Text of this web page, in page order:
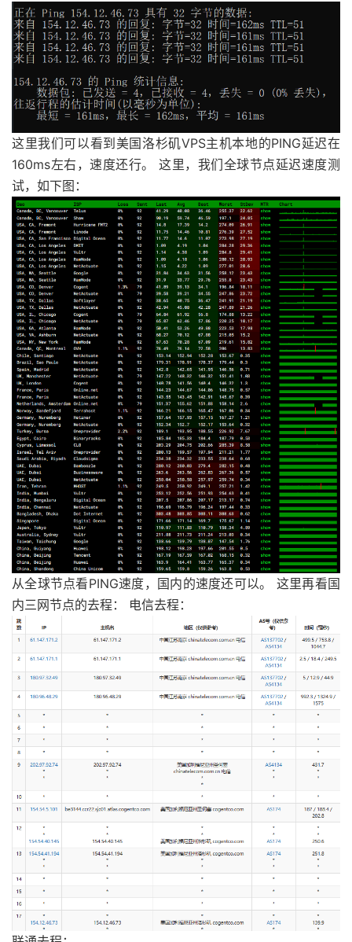
这里我们可以看到美国洛杉矶VPS主机本地的PING延迟在
160ms左右，速度还行。 这里，我们全球节点延迟速度测
试，如下图：
从全球节点看PING速度，国内的速度还可以。 这里再看国
内三网节点的去程： 电信去程：